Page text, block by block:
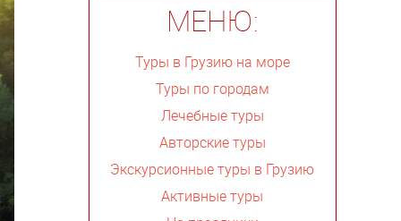
МЕНЮ:
Туры в Грузию на море
Туры по городам
Лечебные туры
Авторские туры
Экскурсионные туры в Грузию
Активные туры